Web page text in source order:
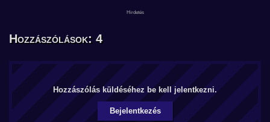
Hozzászólások: 4
Hozzászólás küldéséhez be kell jelentkezni.
Bejelentkezés